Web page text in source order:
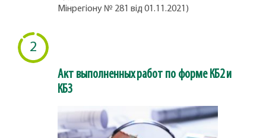
Мінрегіону № 281 від 01.11.2021)
2
Акт выполненных работ по форме КБ2 и
КБ3